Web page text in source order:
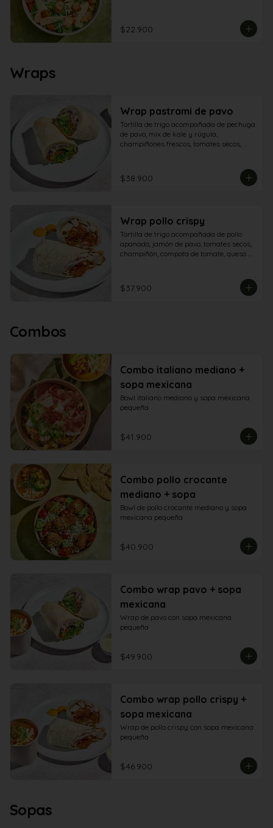
$22.900
Wraps
Wrap pastrami de pavo
Tortilla de trigo acompañada de pechuga
de pavo, mix de kale y rúgula,
champiñones frescos, tomates secos,
aguacate y yogur griego.
$38.900
Wrap pollo crispy
Tortilla de trigo acompañada de pollo
apanado, jamón de pavo, tomates secos,
champiñón, compota de tomate, queso
$37.900
Combos
Combo italiano mediano +
sopa mexicana
Bowl italiano mediano y sopa mexicana
pequeña
$41.900
Combo pollo crocante
mediano + sopa
Bowl de pollo crocante mediano y sopa
mexicana pequeña
$40.900
Combo wrap pavo + sopa
mexicana
Wrap de pavo con sopa mexicana
pequeña
$49.900
Combo wrap pollo crispy +
sopa mexicana
Wrap de pollo crispy con sopa mexicana
pequeña
$46.900
Sopas